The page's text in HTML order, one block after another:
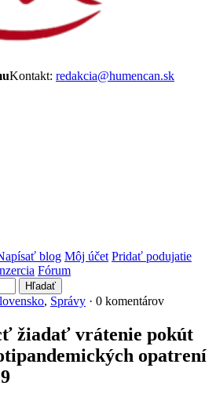
Kontakt: redakcia@humencan.sk
blog Môj účet Pridať podujatie
Fórum
Hľadať
, Správy · 0 komentárov
žiadať vrátenie pokút
opatrení